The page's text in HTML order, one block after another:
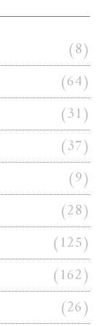
(8)
(64)
(31)
(37)
(9)
(28)
(125)
(162)
(26)